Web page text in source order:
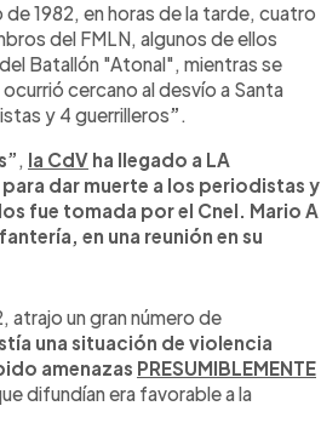
1982, en horas de la tarde, cuatro
del FMLN, algunos de ellos
Batallón "Atonal", mientras se
ocurrió cercano al desvío a Santa
y 4 guerrilleros”.
, la CdV ha llegado a LA
dar muerte a los periodistas y
fue tomada por el Cnel. Mario A
en una reunión en su
un gran número de
una situación de violencia
amenazas PRESUMIBLEMENTE
difundían era favorable a la